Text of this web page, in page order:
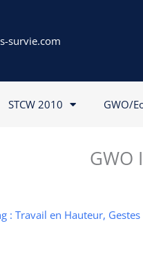
survie.com
STCW 2010 GWO/
GWO
: Travail en Hauteur,